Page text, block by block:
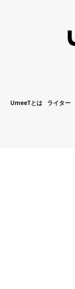
UmeeTとは ライター